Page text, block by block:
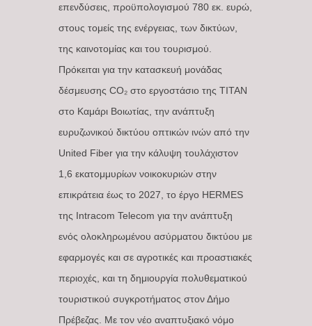
επενδύσεις, προϋπολογισμού 780 εκ. ευρώ,
στους τομείς της ενέργειας, των δικτύων,
της καινοτομίας και του τουρισμού.
Πρόκειται για την κατασκευή μονάδας
δέσμευσης CO₂ στο εργοστάσιο της ΤΙΤΑΝ
στο Καμάρι Βοιωτίας, την ανάπτυξη
ευρυζωνικού δικτύου οπτικών ινών από την
United Fiber για την κάλυψη τουλάχιστον
1,6 εκατομμυρίων νοικοκυριών στην
επικράτεια έως το 2027, το έργο HERMES
της Intracom Telecom για την ανάπτυξη
ενός ολοκληρωμένου ασύρματου δικτύου με
εφαρμογές και σε αγροτικές και προαστιακές
περιοχές, και τη δημιουργία πολυθεματικού
τουριστικού συγκροτήματος στον Δήμο
Πρέβεζας. Με τον νέο αναπτυξιακό νόμο